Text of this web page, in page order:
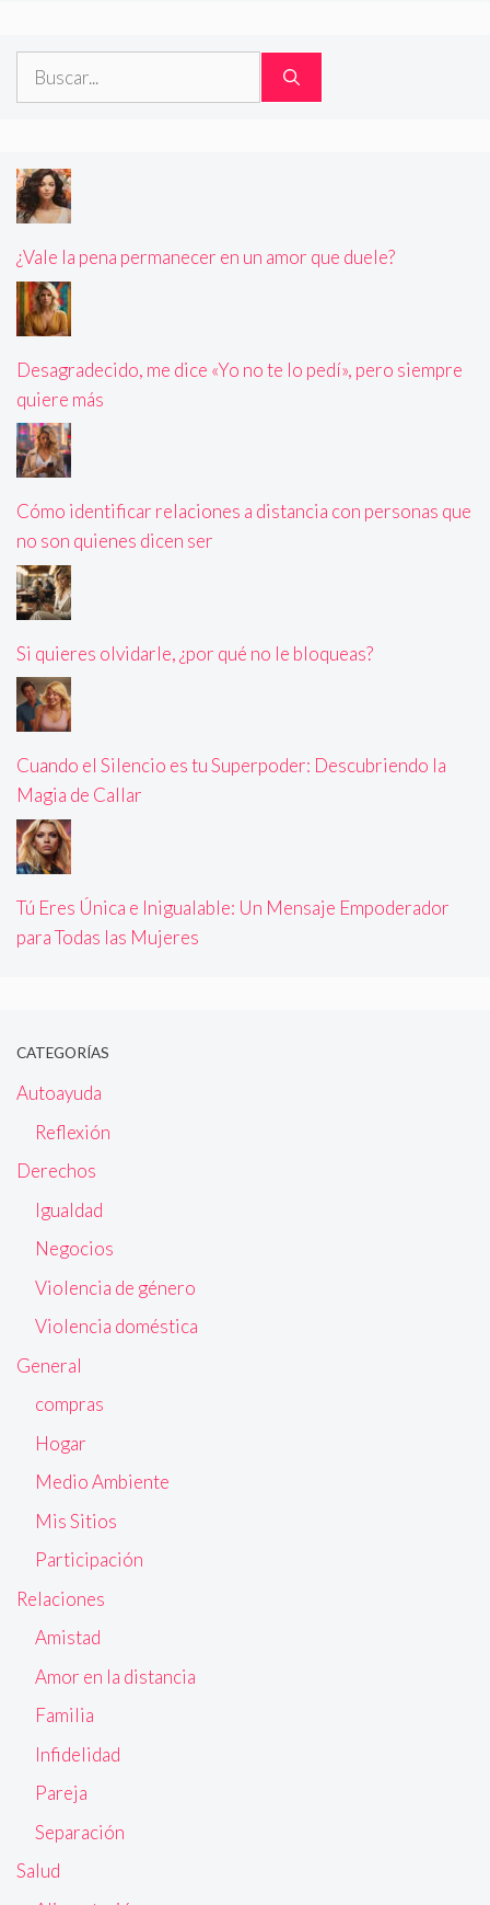
Buscar:
¿Vale la pena permanecer en un amor que duele?
Desagradecido, me dice «Yo no te lo pedí», pero siempre
quiere más
Cómo identificar relaciones a distancia con personas que
no son quienes dicen ser
Si quieres olvidarle, ¿por qué no le bloqueas?
Cuando el Silencio es tu Superpoder: Descubriendo la
Magia de Callar
Tú Eres Única e Inigualable: Un Mensaje Empoderador
para Todas las Mujeres
CATEGORÍAS
Autoayuda
Reflexión
Derechos
Igualdad
Negocios
Violencia de género
Violencia doméstica
General
compras
Hogar
Medio Ambiente
Mis Sitios
Participación
Relaciones
Amistad
Amor en la distancia
Familia
Infidelidad
Pareja
Separación
Salud